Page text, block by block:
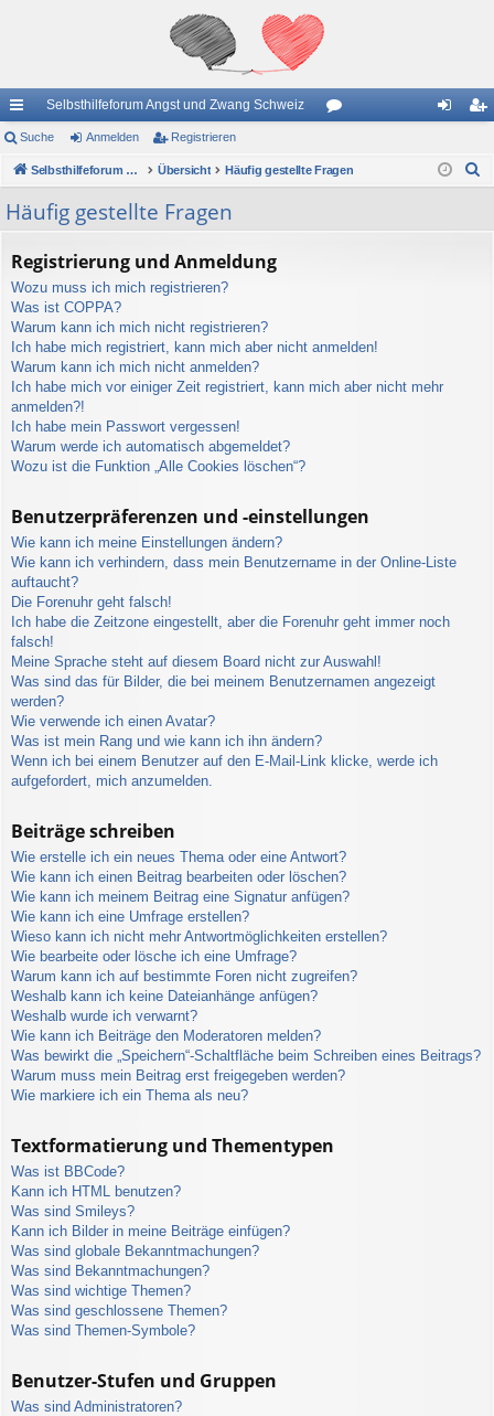
ch
ne
llz
riff
Selbsthilfeforum Angst und Zwang Schweiz
en m ist
Suche Anmelden Registrieren
Selbsthilfeforum Angst und Zwang Schweiz Übersicht Häufig gestellte Fragen
Häufig gestellte Fragen
Registrierung und Anmeldung
Wozu muss ich mich registrieren?
Was ist COPPA?
Warum kann ich mich nicht registrieren?
Ich habe mich registriert, kann mich aber nicht anmelden!
Warum kann ich mich nicht anmelden?
Ich habe mich vor einiger Zeit registriert, kann mich aber nicht mehr
anmelden?!
Ich habe mein Passwort vergessen!
Warum werde ich automatisch abgemeldet?
Wozu ist die Funktion „Alle Cookies löschen“?
Benutzerpräferenzen und -einstellungen
Wie kann ich meine Einstellungen ändern?
Wie kann ich verhindern, dass mein Benutzername in der Online-Liste
auftaucht?
Die Forenuhr geht falsch!
Ich habe die Zeitzone eingestellt, aber die Forenuhr geht immer noch
falsch!
Meine Sprache steht auf diesem Board nicht zur Auswahl!
Was sind das für Bilder, die bei meinem Benutzernamen angezeigt
werden?
Wie verwende ich einen Avatar?
Was ist mein Rang und wie kann ich ihn ändern?
Wenn ich bei einem Benutzer auf den E-Mail-Link klicke, werde ich
aufgefordert, mich anzumelden.
Beiträge schreiben
Wie erstelle ich ein neues Thema oder eine Antwort?
Wie kann ich einen Beitrag bearbeiten oder löschen?
Wie kann ich meinem Beitrag eine Signatur anfügen?
Wie kann ich eine Umfrage erstellen?
Wieso kann ich nicht mehr Antwortmöglichkeiten erstellen?
Wie bearbeite oder lösche ich eine Umfrage?
Warum kann ich auf bestimmte Foren nicht zugreifen?
Weshalb kann ich keine Dateianhänge anfügen?
Weshalb wurde ich verwarnt?
Wie kann ich Beiträge den Moderatoren melden?
Was bewirkt die „Speichern“-Schaltfläche beim Schreiben eines Beitrags?
Warum muss mein Beitrag erst freigegeben werden?
Wie markiere ich ein Thema als neu?
Textformatierung und Thementypen
Was ist BBCode?
Kann ich HTML benutzen?
Was sind Smileys?
Kann ich Bilder in meine Beiträge einfügen?
Was sind globale Bekanntmachungen?
Was sind Bekanntmachungen?
Was sind wichtige Themen?
Was sind geschlossene Themen?
Was sind Themen-Symbole?
Benutzer-Stufen und Gruppen
Was sind Administratoren?